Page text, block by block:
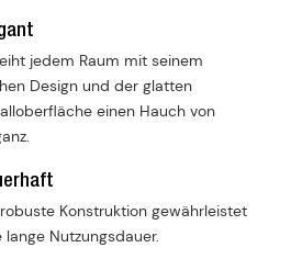
jedem Raum mit seinem
Design und der glatten
einen Hauch von
Konstruktion gewährleistet
lange Nutzungsdauer.